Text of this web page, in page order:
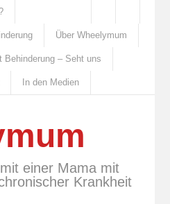
Über Wheelymum
Behinderung – Seht uns
In den Medien
einer Mama mit
Krankheit